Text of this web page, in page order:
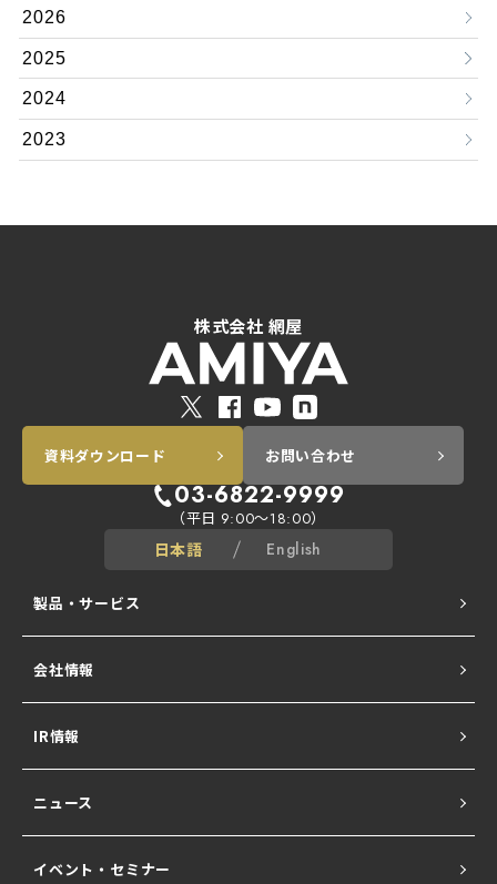
2026
2025
2024
2023
株式会社 網屋
資料ダウンロード お問い合わせ
03-6822-9999
（平日 9:00～18:00）
日本語 English
製品・サービス
ALogシリーズ
Network All Cloud
Ubiquiti UniFi
NATURE SERIES
会社情報
IR情報
ニュース
イベント・セミナー